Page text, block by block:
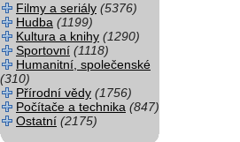
Filmy a seriály (5376)
Hudba (1199)
Kultura a knihy (1290)
Sportovní (1118)
Humanitní, společenské
(310)
Přírodní vědy (1756)
Počítače a technika (847)
Ostatní (2175)